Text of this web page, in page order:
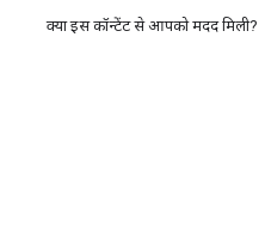
क्या इस कॉन्टेंट से आपको मदद मिली?